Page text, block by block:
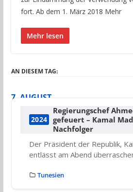
fort. Ab dem 1. März 2018 Mehr
Mehr lesen
AN DIESEM TAG:
7. AUGUST
2024
Regierungschef
gefeuert – Kamal
Nachfolger
Der Präsident der Republik,
entlässt am Abend
Tunesien